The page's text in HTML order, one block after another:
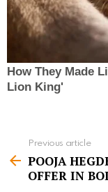
e
Previous article
POOJA
OFFER IN